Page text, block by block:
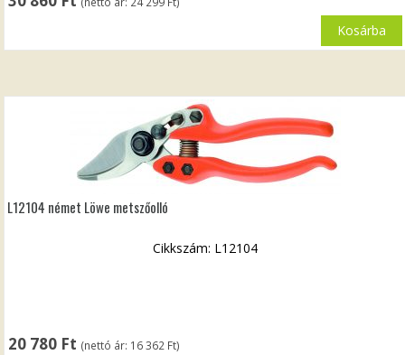
Kosárba
L12104 német Löwe metszőolló
20 780 Ft (nettó ár: 16 362 Ft)
Cikkszám: L12104